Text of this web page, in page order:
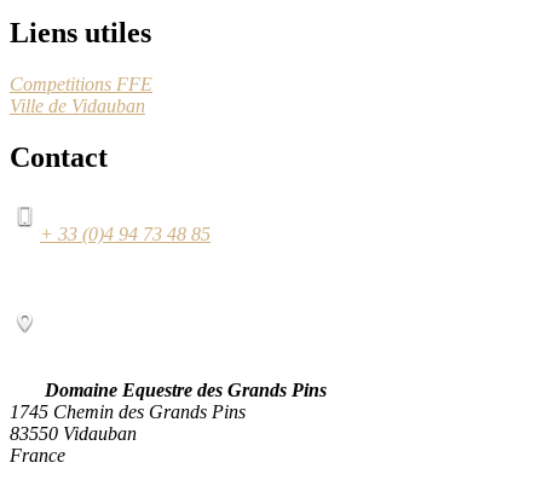
Liens utiles
Competitions FFE
Ville de Vidauban
Contact
+ 33 (0)4 94 73 48 85
Domaine Equestre des Grands Pins
1745 Chemin des Grands Pins
83550 Vidauban
France